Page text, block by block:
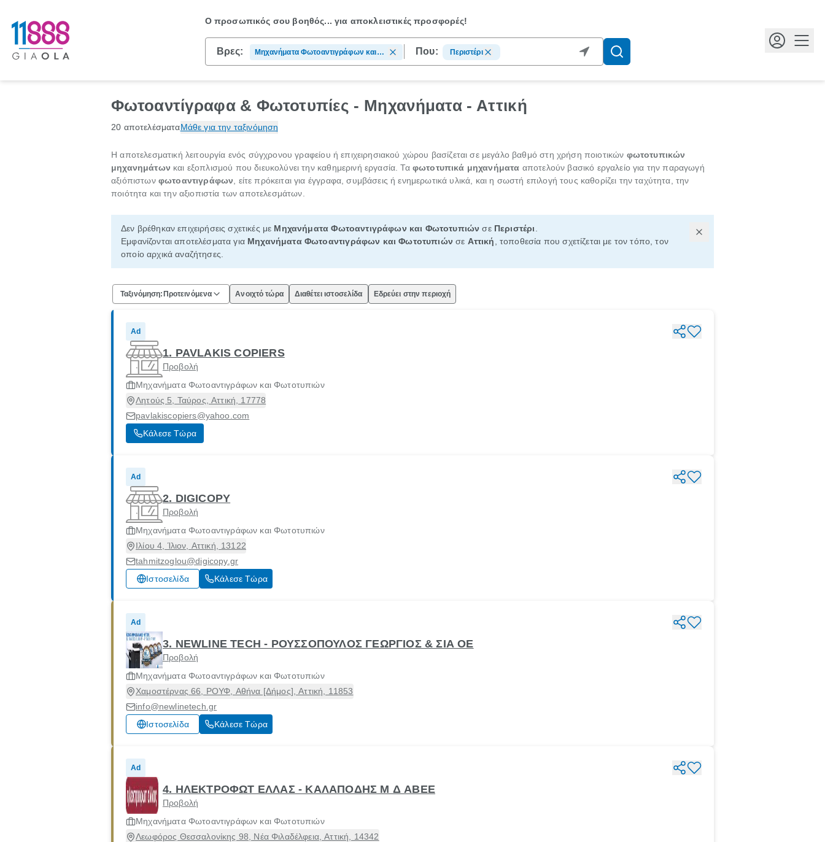
Ο προσωπικός σου βοηθός...για αποκλειστικές προσφορές!
Βρες:
Μηχανήματα Φωτοαντιγράφων και
Φωτοτυπιών
Που: Περιστέρι
Φωτοαντίγραφα & Φωτοτυπίες - Μηχανήματα - Αττική
20 αποτελέσματαΜάθε για την ταξινόμηση
Η αποτελεσματική λειτουργία ενός σύγχρονου γραφείου ή επιχειρησιακού χώρου βασίζεται σε μεγάλο βαθμό στη χρήση ποιοτικών φωτοτυπικών
μηχανημάτων και εξοπλισμού που διευκολύνει την καθημερινή εργασία. Τα φωτοτυπικά μηχανήματα αποτελούν βασικό εργαλείο για την παραγωγή
αξιόπιστων φωτοαντιγράφων , είτε πρόκειται για έγγραφα, συμβάσεις ή ενημερωτικά υλικά, και η σωστή επιλογή τους καθορίζει την ταχύτητα, την
ποιότητα και την αξιοπιστία των αποτελεσμάτων.
Δεν βρέθηκαν επιχειρήσεις σχετικές με Μηχανήματα Φωτοαντιγράφων και Φωτοτυπιών σε Περιστέρι
Εμφανίζονται αποτελέσματα για Μηχανήματα Φωτοαντιγράφων και Φωτοτυπιών σε Αττική
, τοποθεσία που σχετίζεται με τον τόπο, τον
οποίο αρχικά αναζήτησες.
Ταξινόμηση: Προτεινόμενα Ανοιχτό τώρα Διαθέτει ιστοσελίδα Εδρεύει στην περιοχή
Ad
1. PAVLAKIS COPIERS
Προβολή
Μηχανήματα Φωτοαντιγράφων και Φωτοτυπιών
Λητούς 5, Ταύρος, Αττική, 17778
pavlakiscopiers@yahoo.com
Κάλεσε Τώρα
Ad
2. DIGICOPY
Προβολή
Μηχανήματα Φωτοαντιγράφων και Φωτοτυπιών
Ιλίου 4, Ίλιον, Αττική, 13122
tahmitzoglou@digicopy.gr
Ιστοσελίδα
Κάλεσε Τώρα
Ad
3. NEWLINE TECH - ΡΟΥΣΣΟΠΟΥΛΟΣ ΓΕΩΡΓΙΟΣ & ΣΙΑ ΟΕ
Προβολή
Μηχανήματα Φωτοαντιγράφων και Φωτοτυπιών
Χαμοστέρνας 66, ΡΟΥΦ, Αθήνα [Δήμος], Αττική, 11853
info@newlinetech.gr
Ιστοσελίδα
Κάλεσε Τώρα
Ad
4. ΗΛΕΚΤΡΟΦΩΤ ΕΛΛΑΣ - ΚΑΛΑΠΟΔΗΣ Μ Δ ΑΒΕΕ
Προβολή
Μηχανήματα Φωτοαντιγράφων και Φωτοτυπιών
Λεωφόρος Θεσσαλονίκης 98, Νέα Φιλαδέλφεια, Αττική, 14342